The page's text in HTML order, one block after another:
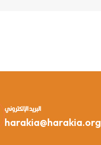
البريد الإلكتروني